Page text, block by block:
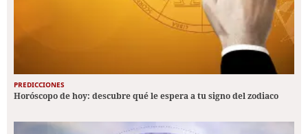
PREDICCIONES
Horóscopo de hoy: descubre qué le espera a tu signo del zodiaco